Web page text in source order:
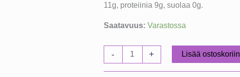
11g, proteiinia 9g, suolaa 0g.
Saatavuus: Varastossa
-
Chocolate
and
+ Lisää ostoskoriin